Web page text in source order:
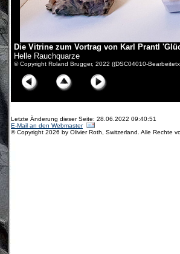
Die Vitrine zum Vortrag von Karl Prantl
Helle Rauchquarze
© Copyright Roland Brugger, 2022 ((DSC04010-
Letzte Änderung dieser Seite: 28.06.2022 09:40:51
E-Mail an den Webmaster
© Copyright 2026 by Olivier Roth, Switzerland. Alle Rechte